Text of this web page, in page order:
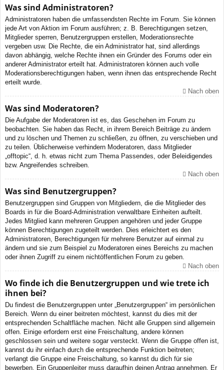
Was sind Administratoren?
Administratoren haben die umfassendsten Rechte im Forum. Sie können
jede Art von Aktion im Forum ausführen; z. B. Berechtigungen setzen,
Mitglieder sperren, Benutzergruppen erstellen, Moderationsrechte
vergeben usw. Die Rechte, die ein Administrator hat, sind allerdings
davon abhängig, welche Rechte ihnen ein Gründer des Forums oder ein
anderer Administrator erteilt hat. Administratoren können auch volle
Moderationsberechtigungen haben, wenn ihnen das entsprechende Recht
erteilt wurde.
Nach oben
Was sind Moderatoren?
Die Aufgabe der Moderatoren ist es, das Geschehen im Forum zu
beobachten. Sie haben das Recht, in ihrem Bereich Beiträge zu ändern
und zu löschen und Themen zu schließen, zu öffnen, zu verschieben und
zu teilen. Üblicherweise verhindern Moderatoren, dass Mitglieder
„offtopic“, d. h. etwas nicht zum Thema Passendes, oder Beleidigendes
bzw. Angreifendes schreiben.
Nach oben
Was sind Benutzergruppen?
Benutzergruppen sind Gruppen von Mitgliedern, die die Mitglieder des
Boards in für die Board-Administration verwaltbare Einheiten aufteilt.
Jedes Mitglied kann mehreren Gruppen angehören und jeder Gruppe
können Berechtigungen zugeteilt werden. Dies erleichtert es den
Administratoren, Berechtigungen für mehrere Benutzer auf einmal zu
ändern und sie zum Beispiel zu Moderatoren eines Bereichs zu machen
oder ihnen Zugriff zu einem nichtöffentlichen Forum zu geben.
Nach oben
Wo finde ich die Benutzergruppen und wie trete ich
ihnen bei?
Du findest die Benutzergruppen unter „Benutzergruppen“ im persönlichen
Bereich. Wenn du einer beitreten möchtest, kannst du dies mit der
entsprechenden Schaltfläche machen. Nicht alle Gruppen sind allgemein
offen. Einige erfordern erst eine Freischaltung, andere können
geschlossen sein und weitere sogar versteckt. Wenn die Gruppe offen ist,
kannst du ihr einfach durch die entsprechende Funktion beitreten;
verlangt die Gruppe eine Freischaltung, so kannst du dich für sie
bewerben. Ein Gruppenleiter muss daraufhin deinen Antrag annehmen. Er